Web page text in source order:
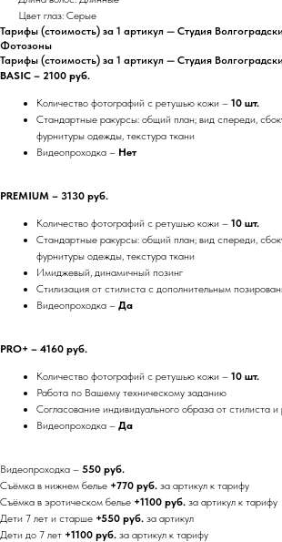
Цвет глаз: Серые
Тарифы (стоимость) за 1 артикул — Студия
Фотозоны
Тарифы (стоимость) за 1 артикул — Студия
BASIC – 2100 руб.
Количество фотографий с ретушью кожи – 10 шт.
Стандартные ракурсы: общий план; вид спереди,
фурнитуры одежды, текстура ткани
Видеопроходка – Нет
PREMIUM – 3130 руб.
Количество фотографий с ретушью кожи – 10 шт.
Стандартные ракурсы: общий план; вид спереди,
фурнитуры одежды, текстура ткани
Имиджевый, динамичный позинг
Стилизация от стилиста с дополнительным
Видеопроходка – Да
PRO+ – 4160 руб.
Количество фотографий с ретушью кожи – 10 шт.
Работа по Вашему техническому заданию
Согласование индивидуального образа от стилиста и
Видеопроходка – Да
Видеопроходка – 550 руб.
Съёмка в нижнем белье +770 руб. за артикул к тарифу
Съёмка в эротическом белье +1100 руб. за артикул к тарифу
Дети 7 лет и старше +550 руб. за артикул
Дети до 7 лет +1100 руб. за артикул к тарифу